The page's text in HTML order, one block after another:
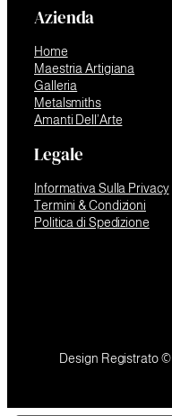
Azienda
Home
Maestria Artigiana
Galleria
Metalsmiths
Amanti Dell’Arte
Legale
Informativa Sulla Privacy
Termini & Condizioni
Politica di Spedizione
Design Registrato ©